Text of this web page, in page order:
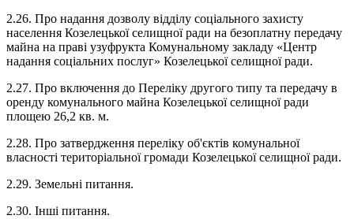
2.26. Про надання дозволу відділу соціального захисту
населення Козелецької селищної ради на безоплатну передачу
майна на праві узуфрукта Комунальному закладу «Центр
надання соціальних послуг» Козелецької селищної ради.
2.27. Про включення до Переліку другого типу та передачу в
оренду комунального майна Козелецької селищної ради
площею 26,2 кв. м.
2.28. Про затвердження переліку об'єктів комунальної
власності територіальної громади Козелецької селищної ради.
2.29. Земельні питання.
2.30. Інші питання.